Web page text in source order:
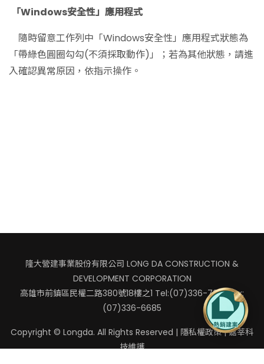
「Windows安全性」應用程式
隨時留意工作列中「Windows安全性」應用程式狀態為
「帶綠色圓圈勾勾(不須採取動作)」；若為其他狀態，請進
入確認異常原因，依指示操作。
隆大營建事業股份有限公司 LONG DA CONSTRUCTION &
DEVELOPMENT CORPORATION
高雄市前鎮區民權二路380號18樓之1 Tel:(07)336-7041 Fax:
(07)336-6685
Copyright © Longda. All Rights Reserved | 隱私權政策|嘉莘科
技維護